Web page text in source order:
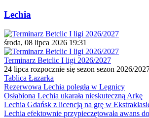
Lechia
środa, 08 lipca 2026 19:31
Terminarz Betclic I ligi 2026/2027
24 lipca rozpocznie się sezon sezon 2026/
Tablica Łazarka
Rezerwowa Lechia poległa w Legnicy
Osłabiona Lechia ukarała nieskuteczną Arkę
Lechia Gdańsk z licencją na grę w
Lechia efektownie przypieczętowała awans